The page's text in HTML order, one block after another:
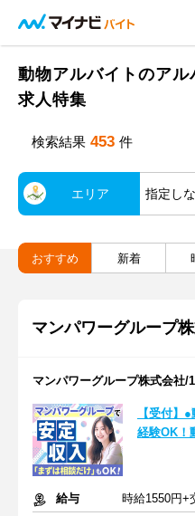
動物アルバイトのアル
求人特集
検索結果 453 件
エリア 指定し
おすすめ 新着
マンパワーグループ
マンパワーグループ株式会社/
【受付】
経験OK！
給与
時給1550円+